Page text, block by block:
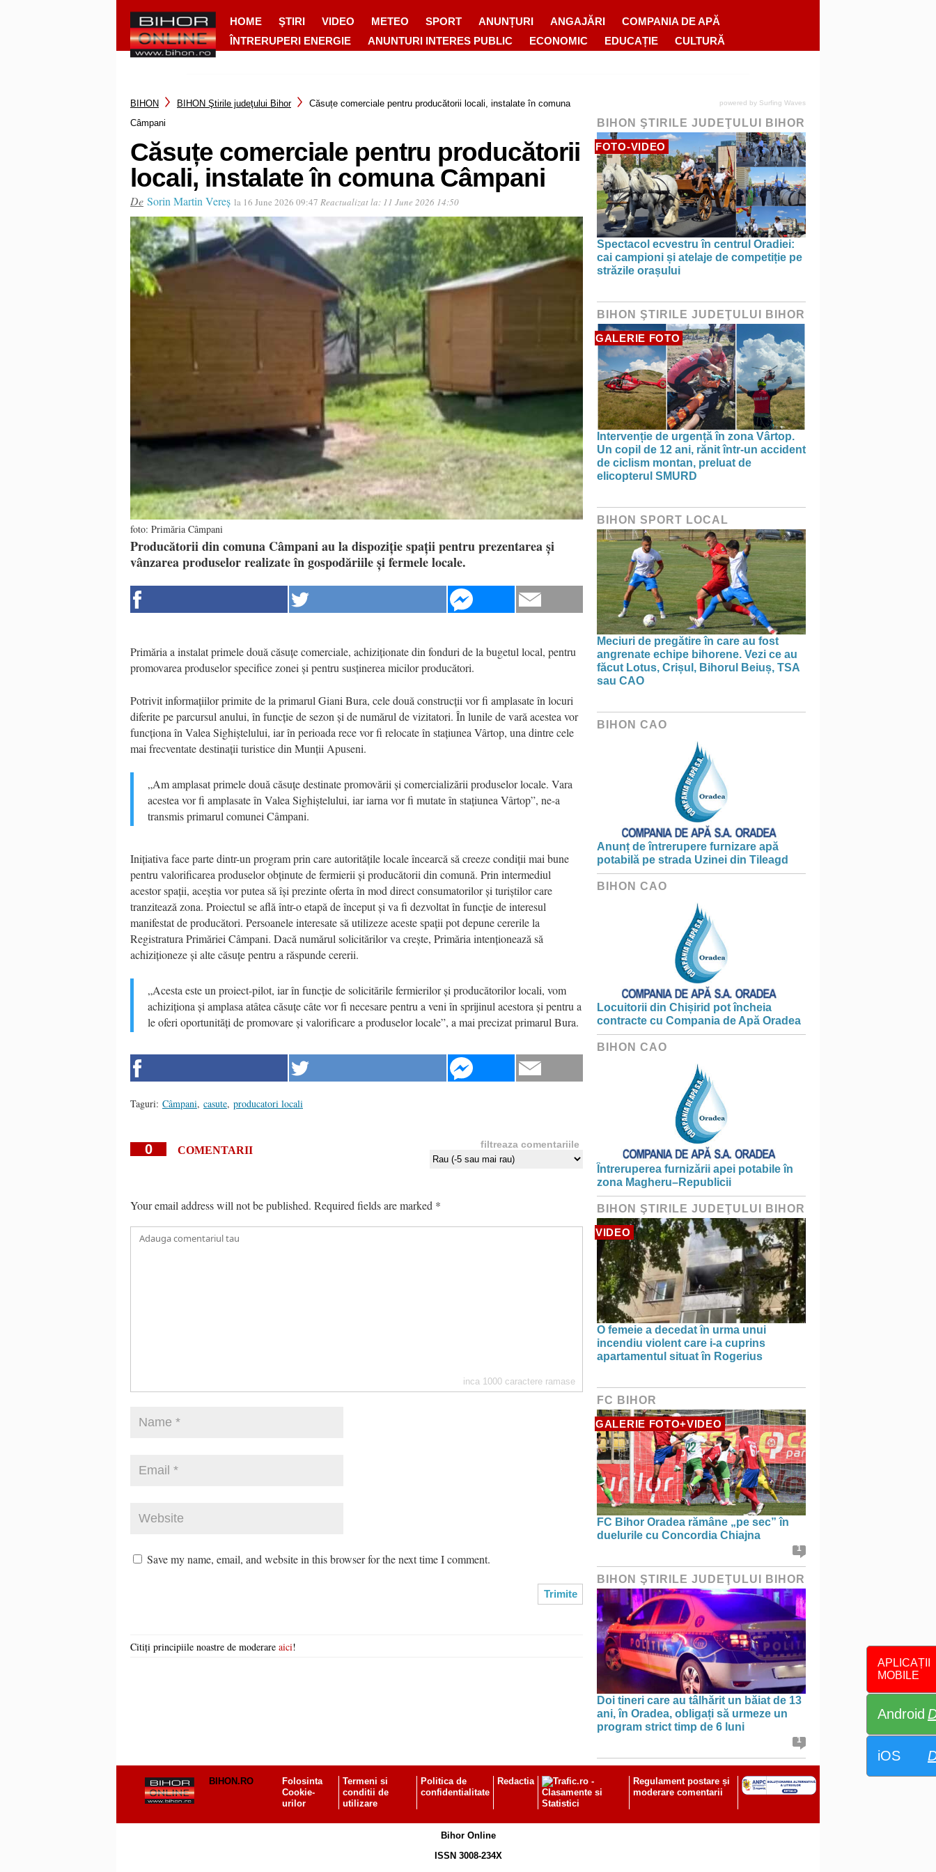
HOME ŞTIRI VIDEO METEO SPORT ANUNȚURI ANGAJĂRI
COMPANIA DE APĂ
ÎNTRERUPERI ENERGIE
ANUNTURI INTERES PUBLIC ECONOMIC EDUCAȚIE CULTURĂ
APLICAȚII
MOBILE
Android
iOS
BIHON BIHON Ştirile judeţului Bihor
Căsuțe comerciale pentru producătorii locali, instalate în comuna
Câmpani
Căsuțe comerciale pentru producătorii
locali, instalate în comuna Câmpani
De Sorin Martin Vereș la 16 June 2026 09:47 Reactualizat la: 11 June 2026 14:50
foto: Primăria Câmpani
Producătorii din comuna Câmpani au la dispoziție spații pentru prezentarea și
vânzarea produselor realizate în gospodăriile și fermele locale.
Primăria a instalat primele două căsuțe comerciale, achiziționate din fonduri de la bugetul local, pentru
promovarea produselor specifice zonei și pentru susținerea micilor producători.
Potrivit informațiilor primite de la primarul Giani Bura, cele două construcții vor fi amplasate în locuri
diferite pe parcursul anului, în funcție de sezon și de numărul de vizitatori. În lunile de vară acestea vor
funcționa în Valea Sighiștelului, iar în perioada rece vor fi relocate în stațiunea Vârtop, una dintre cele
mai frecventate destinații turistice din Munții Apuseni.
„Am amplasat primele două căsuțe destinate promovării și comercializării produselor locale. Vara
acestea vor fi amplasate în Valea Sighiștelului, iar iarna vor fi mutate în stațiunea Vârtop”, ne-a
transmis primarul comunei Câmpani.
Inițiativa face parte dintr-un program prin care autoritățile locale încearcă să creeze condiții mai bune
pentru valorificarea produselor obținute de fermierii și producătorii din comună. Prin intermediul
acestor spații, aceștia vor putea să își prezinte oferta în mod direct consumatorilor și turiștilor care
tranzitează zona. Proiectul se află într-o etapă de început și va fi dezvoltat în funcție de interesul
manifestat de producători. Persoanele interesate să utilizeze aceste spații pot depune cererile la
Registratura Primăriei Câmpani. Dacă numărul solicitărilor va crește, Primăria intenționează să
achiziționeze și alte căsuțe pentru a răspunde cererii.
„Acesta este un proiect-pilot, iar în funcție de solicitările fermierilor și producătorilor locali, vom
achiziționa și amplasa atâtea căsuțe câte vor fi necesare pentru a veni în sprijinul acestora și pentru a
le oferi oportunități de promovare și valorificare a produselor locale”, a mai precizat primarul Bura.
Taguri: Câmpani, casute, producatori locali
0 COMENTARII filtreaza comentariile
Your email address will not be published. Required fields are marked *
inca 1000 caractere ramase
Save my name, email, and website in this browser for the next time I comment.
Citiți principiile noastre de moderare aici!
powered by Surfing Waves
BIHON ŞTIRILE JUDEŢULUI BIHOR
FOTO-VIDEO
Spectacol ecvestru în centrul Oradiei:
cai campioni și atelaje de competiție pe
străzile orașului
BIHON ŞTIRILE JUDEŢULUI BIHOR
GALERIE FOTO
Intervenție de urgență în zona Vârtop.
Un copil de 12 ani, rănit într-un accident
de ciclism montan, preluat de
elicopterul SMURD
BIHON SPORT LOCAL
Meciuri de pregătire în care au fost
angrenate echipe bihorene. Vezi ce au
făcut Lotus, Crișul, Bihorul Beiuș, TSA
sau CAO
BIHON CAO
Anunț de întrerupere furnizare apă
potabilă pe strada Uzinei din Tileagd
BIHON CAO
Locuitorii din Chișirid pot încheia
contracte cu Compania de Apă Oradea
BIHON CAO
Întreruperea furnizării apei potabile în
zona Magheru–Republicii
BIHON ŞTIRILE JUDEŢULUI BIHOR
VIDEO
O femeie a decedat în urma unui
incendiu violent care i-a cuprins
apartamentul situat în Rogerius
FC BIHOR
GALERIE FOTO+VIDEO
FC Bihor Oradea rămâne „pe sec” în
duelurile cu Concordia Chiajna
1
BIHON ŞTIRILE JUDEŢULUI BIHOR
Doi tineri care au tâlhărit un băiat de 13
ani, în Oradea, obligați să urmeze un
program strict timp de 6 luni
1
BIHON.RO
Folosinta
Cookie-
urilor
Termeni si
conditii de
utilizare
Politica de
confidentialitate
Redactia
Regulament postare și
moderare comentarii
Bihor Online
ISSN 3008-234X